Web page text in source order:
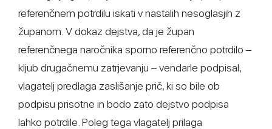
referenčnem potrdilu iskati v nastalih nesoglasjih z
županom. V dokaz dejstva, da je župan
referenčnega naročnika sporno referenčno potrdilo –
kljub drugačnemu zatrjevanju – vendarle podpisal,
vlagatelj predlaga zaslišanje prič, ki so bile ob
podpisu prisotne in bodo zato dejstvo podpisa
lahko potrdile. Poleg tega vlagatelj prilaga